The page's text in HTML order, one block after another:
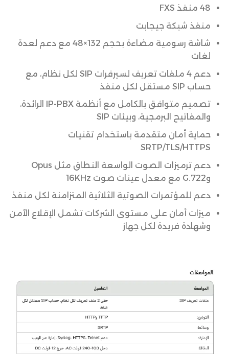
48 منفذ FXS
منفذ شبكة جيجابت
شاشة رسومية مضاءة بحجم 132×48 مع دعم لعدة
لغات
دعم 4 ملفات تعريف لسيرفرات SIP لكل نظام، مع
حساب SIP مستقل لكل منفذ
تصميم متوافق بالكامل مع أنظمة IP-PBX الرائدة،
والمفاتيح البرمجية، وبيئات SIP
حماية أمان متقدمة باستخدام تقنيات
SRTP/TLS/HTTPS
دعم ترميزات الصوت الواسعة النطاق مثل Opus
وG.722 مع معدل عينات صوت 16KHz
دعم للمؤتمرات الصوتية الثلاثية المتزامنة لكل منفذ
ميزات أمان على مستوى الشركات تشمل الإقلاع الآمن
وشهادة فريدة لكل جهاز